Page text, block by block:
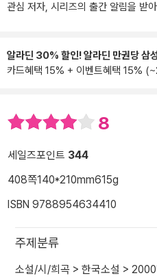
관심 저자, 시리즈의 출간 알림을 받
알라딘 30% 할인! 알라딘 만권당 삼
카드혜택 15% + 이벤트혜택 15%
8
세일즈포인트 344
408쪽140*210mm615g
ISBN 9788954634410
주제분류
소설/시/희곡 > 한국소설 > 2000